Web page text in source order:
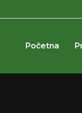
Početna